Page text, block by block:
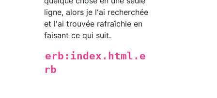
ligne, alors je l'ai recherchée
et l'ai trouvée rafraîchie en
faisant ce qui suit.
erb:index.html.e
rb